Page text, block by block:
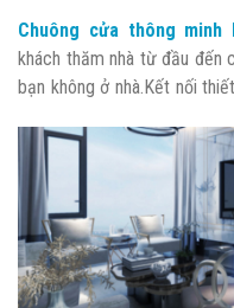
Chuông cửa thông minh
khách thăm nhà từ đầu đến
bạn không ở nhà.Kết nối